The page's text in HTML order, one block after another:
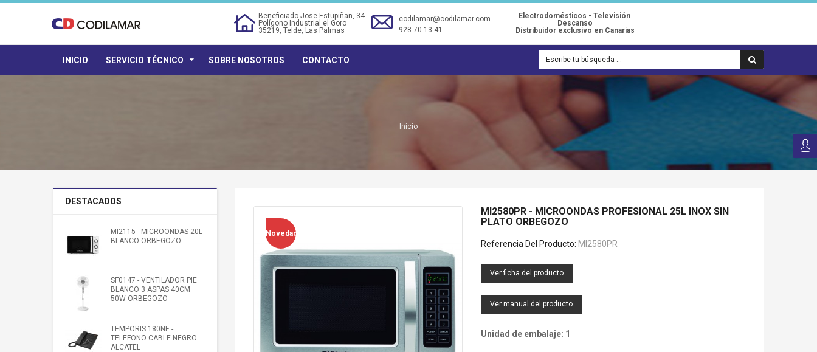
Beneficiado Jose Estupiñan, 34
Polígono Industrial el Goro
35219, Telde, Las Palmas
codilamar@codilamar.com
928 70 13 41
Electrodomésticos - Televisión
Descanso
Distribuidor exclusivo en Canarias
INICIO SERVICIO TÉCNICO SOBRE NOSOTROS CONTACTO
Inicio
DESTACADOS
MI2115 - MICROONDAS 20L
BLANCO ORBEGOZO
SF0147 - VENTILADOR PIE
BLANCO 3 ASPAS 40CM
50W ORBEGOZO
TEMPORIS 180NE -
TELEFONO CABLE NEGRO
ALCATEL
TRM34 - TERMO ELECTRICO
30L (34DX58A) ORBEGOZO
SOBREMESA 30CM NEGRO
40W ORBEGOZO
TO3010 - TOSTADOR
BLANCO 2 RANURAS
CORTAS ORBEGOZO
Novedad
MI2580PR - MICROONDAS PROFESIONAL 25L INOX SIN
PLATO ORBEGOZO
Referencia Del Producto: MI2580PR
Ver ficha del producto
Ver manual del producto
Unidad de embalaje: 1